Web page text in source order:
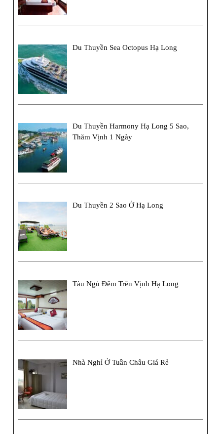
Du Thuyền Sea Octopus Hạ Long
Du Thuyền Harmony Hạ Long 5 Sao,
Thăm Vịnh 1 Ngày
Du Thuyền 2 Sao Ở Hạ Long
Tàu Ngủ Đêm Trên Vịnh Hạ Long
Nhà Nghỉ Ở Tuần Châu Giá Rẻ